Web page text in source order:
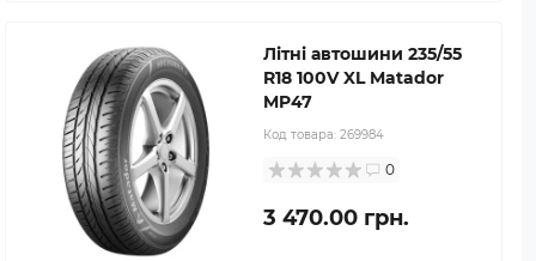
Літні автошини 235/55
R18 100V XL Matador
MP47
Код товара: 269984
0
3 470.00 грн.